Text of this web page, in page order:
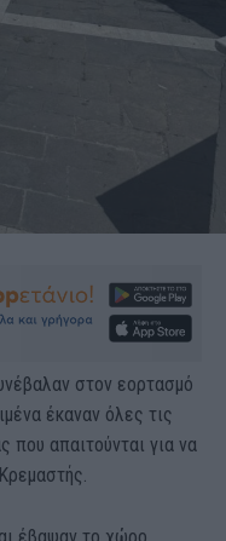
στον εορτασμό
έκαναν όλες τις
που απαιτούνται για να
έβαψαν το χώρο